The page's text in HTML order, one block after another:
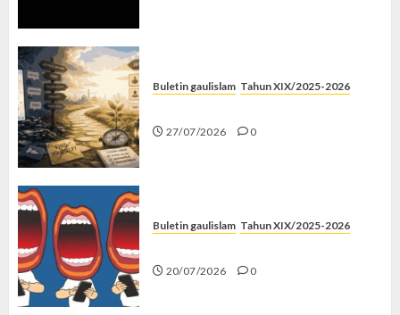
Buletin gaulislam Tahun XIX/2025-2026
27/07/2026 0
Buletin gaulislam Tahun XIX/2025-2026
20/07/2026 0